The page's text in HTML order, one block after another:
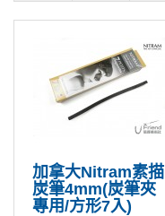
加拿大Nitram素描
炭筆4mm(炭筆夾
專用/方形7入)